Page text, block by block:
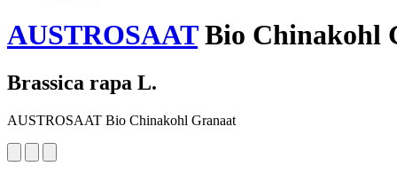
AUSTROSAATBio Chinakohl
Brassica rapa L.
AUSTROSAAT Bio Chinakohl Granaat